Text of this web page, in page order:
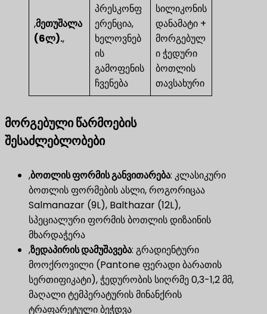
,მეთუშალა
(6ლ).,
პრესკონფ
ერენცია,
ხელოვნებ
ის
გამოფენის
ჩვენება
სილიკონის
დანამატი +
მორგებულ
ი ჭედური
ბოთლის
თავსახური
მორგებული წარმოების
შესაძლებლობები
,ბოთლის ფორმის განვითარება​: კლასიკური
ბოთლის ფორმების ასლი, როგორიცაა
Salmanazar (9L), Balthazar (12L),
სპეციალური ფორმის ბოთლის დიზაინის
მხარდაჭერა
,ზედაპირის დამუშავება​: გრადიენტური
მოოქროვილი (Pantone ფერადი ბარათის
სერთიფიკატი), ჭედურობის სიღრმე 0,3-1,2 მმ,
მაღალი ტემპერატურის მინანქრის
ტრაფარეტული ბეჭდვა